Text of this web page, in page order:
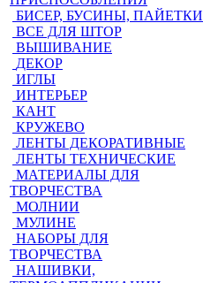
БИСЕР, БУСИНЫ, ПАЙЕТКИ
ВСЕ ДЛЯ ШТОР
ВЫШИВАНИЕ
ДЕКОР
ИГЛЫ
ИНТЕРЬЕР
КАНТ
КРУЖЕВО
ЛЕНТЫ ДЕКОРАТИВНЫЕ
ЛЕНТЫ ТЕХНИЧЕСКИЕ
МАТЕРИАЛЫ ДЛЯ
ТВОРЧЕСТВА
МОЛНИИ
МУЛИНЕ
НАБОРЫ ДЛЯ
ТВОРЧЕСТВА
НАШИВКИ,